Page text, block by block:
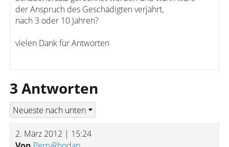
der Anspruch des Geschädigten verjährt,
nach 3 oder 10 Jahren?
vielen Dank für Antworten
3 Antworten
2. März 2012 | 15:24